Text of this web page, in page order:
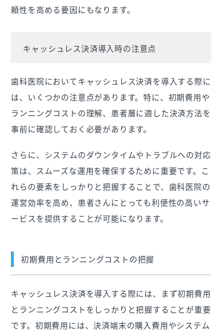
頼性を高める要因にもなります。
キャッシュレス決済導入時の注意点
歯科医院においてキャッシュレス決済を導入する際に
は、いくつかの注意点があります。特に、初期費用や
ランニングコストの理解、患者層に適した決済方法を
事前に確認しておく必要があります。
さらに、システムのダウンタイムやトラブルへの対応
策は、スムーズな運用を確保するために重要です。こ
れらの要素をしっかりと把握することで、歯科医院の
運営効率を高め、患者さんにとっても利便性の高いサ
ービスを提供することが可能になります。
初期費用とランニングコストの把握
キャッシュレス決済を導入する際には、まず初期費用
とランニングコストをしっかりと把握することが重要
です。初期費用には、決済端末の購入費用やシステム